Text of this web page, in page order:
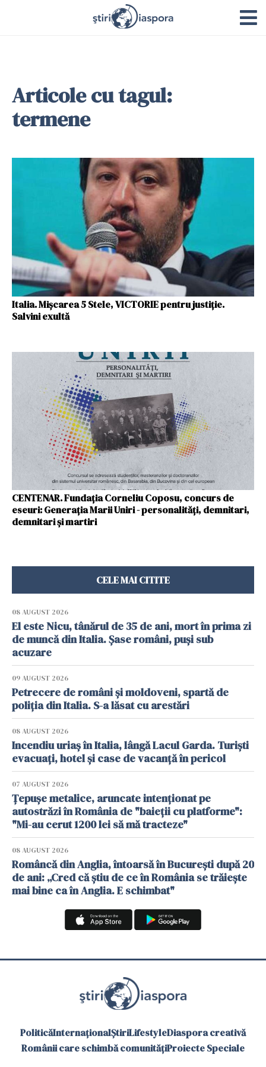
Articole cu tagul:
termene
Italia. Mişcarea 5 Stele, VICTORIE pentru justiție.
Salvini exultă
CENTENAR. Fundația Corneliu Coposu, concurs de
eseuri: Generația Marii Uniri - personalități, demnitari,
demnitari și martiri
CELE MAI CITITE
08 AUGUST 2026
El este Nicu, tânărul de 35 de ani, mort în prima zi
de muncă din Italia. Șase români, puși sub
acuzare
09 AUGUST 2026
Petrecere de români și moldoveni, spartă de
poliția din Italia. S-a lăsat cu arestări
08 AUGUST 2026
Incendiu uriaș în Italia, lângă Lacul Garda. Turiști
evacuați, hotel și case de vacanță în pericol
07 AUGUST 2026
Țepușe metalice, aruncate intenționat pe
autostrăzi în România de "baieții cu platforme":
"Mi-au cerut 1200 lei să mă tracteze"
08 AUGUST 2026
Româncă din Anglia, întoarsă în București după 20
de ani: „Cred că știu de ce în România se trăiește
mai bine ca în Anglia. E schimbat"
PoliticăInternaționalȘtiriLifestyleDiaspora creativă
Românii care schimbă comunitățiProiecte Speciale